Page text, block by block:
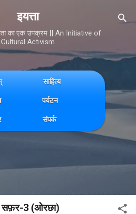
to main content
इयत्ता
का एक उपक्रम || An Initiative of
Cultural Activism
साहित्य
पर्यटन
संपर्क
सफ़र-3 (ओरछा)